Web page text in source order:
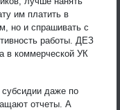
им платить в
но и спрашивать с
работы. ДЕЗ
в коммерческой УК
субсидии даже по
отчеты. А